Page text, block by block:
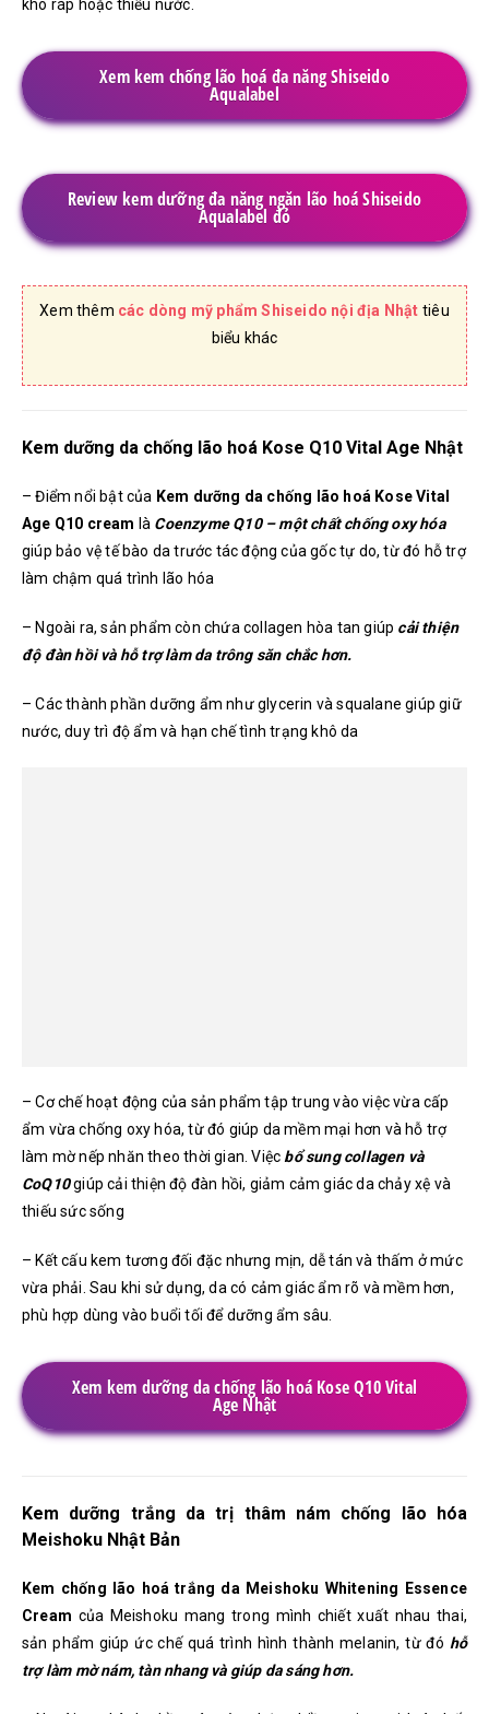
khô ráp hoặc thiếu nước.
Xem kem chống lão hoá đa năng Shiseido
Aqualabel
Review kem dưỡng đa năng ngăn lão hoá Shiseido
Aqualabel đỏ
Xem thêm các dòng mỹ phẩm Shiseido nội địa Nhật tiêu
biểu khác
Kem dưỡng da chống lão hoá Kose Q10 Vital Age Nhật
– Điểm nổi bật của Kem dưỡng da chống lão hoá Kose Vital
Age Q10 cream là Coenzyme Q10 – một chất chống oxy hóa
giúp bảo vệ tế bào da trước tác động của gốc tự do, từ đó hỗ trợ
làm chậm quá trình lão hóa
– Ngoài ra, sản phẩm còn chứa collagen hòa tan giúp cải thiện
độ đàn hồi và hỗ trợ làm da trông săn chắc hơn.
– Các thành phần dưỡng ẩm như glycerin và squalane giúp giữ
nước, duy trì độ ẩm và hạn chế tình trạng khô da
– Cơ chế hoạt động của sản phẩm tập trung vào việc vừa cấp
ẩm vừa chống oxy hóa, từ đó giúp da mềm mại hơn và hỗ trợ
làm mờ nếp nhăn theo thời gian. Việc bổ sung collagen và
CoQ10 giúp cải thiện độ đàn hồi, giảm cảm giác da chảy xệ và
thiếu sức sống
– Kết cấu kem tương đối đặc nhưng mịn, dễ tán và thấm ở mức
vừa phải. Sau khi sử dụng, da có cảm giác ẩm rõ và mềm hơn,
phù hợp dùng vào buổi tối để dưỡng ẩm sâu.
Xem kem dưỡng da chống lão hoá Kose Q10 Vital
Age Nhật
Kem dưỡng trắng da trị thâm nám chống lão hóa
Meishoku Nhật Bản
Kem chống lão hoá trắng da Meishoku Whitening Essence
Cream của Meishoku mang trong mình chiết xuất nhau thai,
sản phẩm giúp ức chế quá trình hình thành melanin, từ đó hỗ
trợ làm mờ nám, tàn nhang và giúp da sáng hơn.